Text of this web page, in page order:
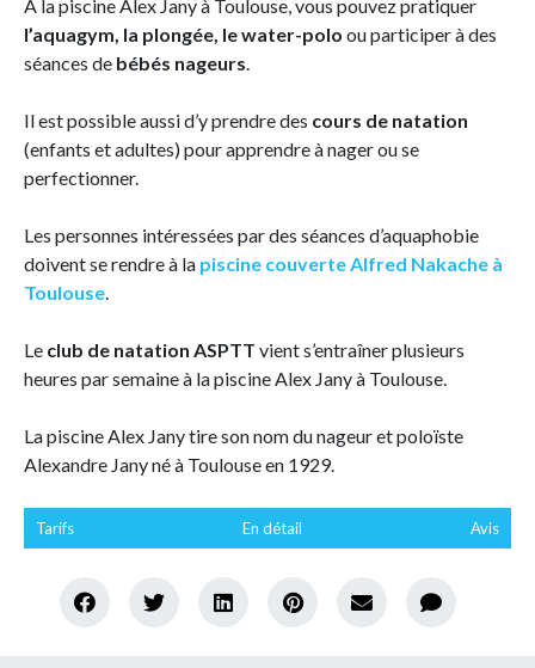
A la piscine Alex Jany à Toulouse, vous pouvez pratiquer
l’aquagym, la plongée, le water-polo ou participer à des
séances de bébés nageurs.
Il est possible aussi d’y prendre des cours de natation
(enfants et adultes) pour apprendre à nager ou se
perfectionner.
Les personnes intéressées par des séances d’aquaphobie
doivent se rendre à la piscine couverte Alfred Nakache à
Toulouse.
Le club de natation ASPTT vient s’entraîner plusieurs
heures par semaine à la piscine Alex Jany à Toulouse.
La piscine Alex Jany tire son nom du nageur et poloïste
Alexandre Jany né à Toulouse en 1929.
Tarifs En détail Avis